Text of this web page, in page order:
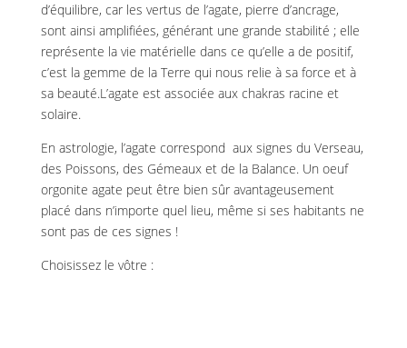
d’équilibre, car les vertus de l’agate, pierre d’ancrage,
sont ainsi amplifiées, générant une grande stabilité ; elle
représente la vie matérielle dans ce qu’elle a de positif,
c’est la gemme de la Terre qui nous relie à sa force et à
sa beauté.L’agate est associée aux chakras racine et
solaire.
En astrologie, l’agate correspond aux signes du Verseau,
des Poissons, des Gémeaux et de la Balance. Un oeuf
orgonite agate peut être bien sûr avantageusement
placé dans n’importe quel lieu, même si ses habitants ne
sont pas de ces signes !
Choisissez le vôtre :